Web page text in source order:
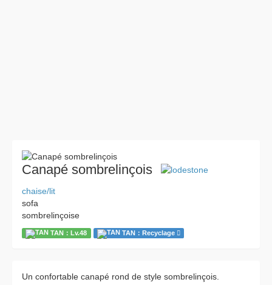
Canapé sombrelinçois
chaise/lit
sofa
sombrelinçoise
TAN：Lv.48 TAN：Recyclage
Un confortable canapé rond de style sombrelinçois.